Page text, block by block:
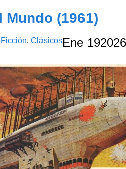
Mundo (1961)
,ClásicosEne 19